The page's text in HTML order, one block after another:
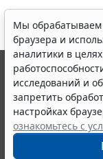
Мы
браузера и
аналитики в
исследований и
запретить
настройках
ознакомьтесь с
© ООО "НПП
выпускается с
являются
информации
Портал ГАРАНТ.РУ
издания